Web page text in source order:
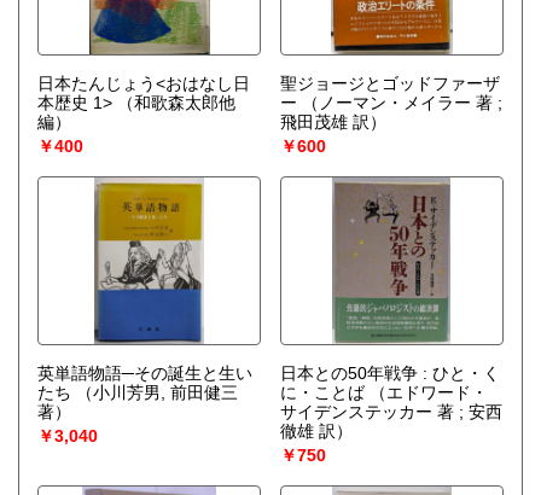
日本たんじょう<おはなし日
本歴史 1>
（和歌森太郎他
編）
￥400
聖ジョージとゴッドファーザ
ー
（ノーマン・メイラー 著 ;
飛田茂雄 訳）
￥600
英単語物語─その誕生と生い
たち
（小川芳男, 前田健三
著）
￥3,040
日本との50年戦争 : ひと・く
に・ことば
（エドワード・
サイデンステッカー 著 ; 安西
徹雄 訳）
￥750